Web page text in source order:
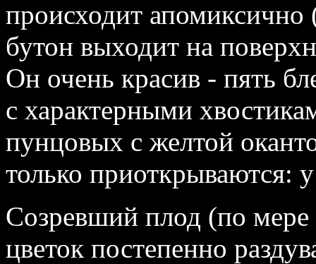
происходит
бутон выходит на
Он очень красив - пять
с характерными
пунцовых с желтой
только приоткрываются:
Созревший плод (по мере
цветок постепенно